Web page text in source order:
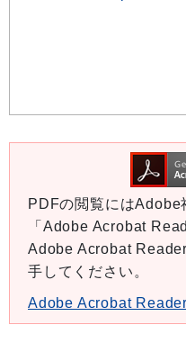
PDFの閲覧にはAdobe
「Adobe Acrobat
Adobe Acrobat
手してください。
Adobe Acrobat